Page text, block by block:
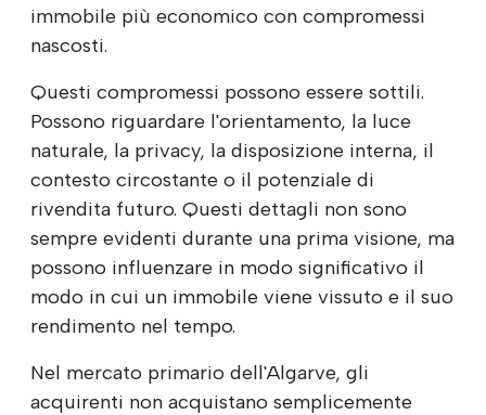
immobile più economico con compromessi
nascosti.
Questi compromessi possono essere sottili.
Possono riguardare l'orientamento, la luce
naturale, la privacy, la disposizione interna, il
contesto circostante o il potenziale di
rivendita futuro. Questi dettagli non sono
sempre evidenti durante una prima visione, ma
possono influenzare in modo significativo il
modo in cui un immobile viene vissuto e il suo
rendimento nel tempo.
Nel mercato primario dell'Algarve, gli
acquirenti non acquistano semplicemente